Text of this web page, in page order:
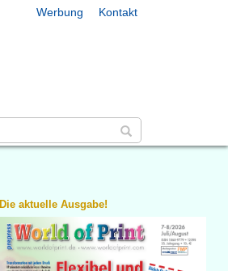
Werbung Kontakt
Die aktuelle Ausgabe!